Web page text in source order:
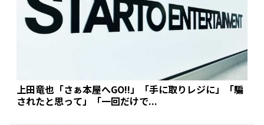
上田竜也「さぁ本屋へGO!!」「手に取りレジに」「騙
されたと思って」「一回だけで...